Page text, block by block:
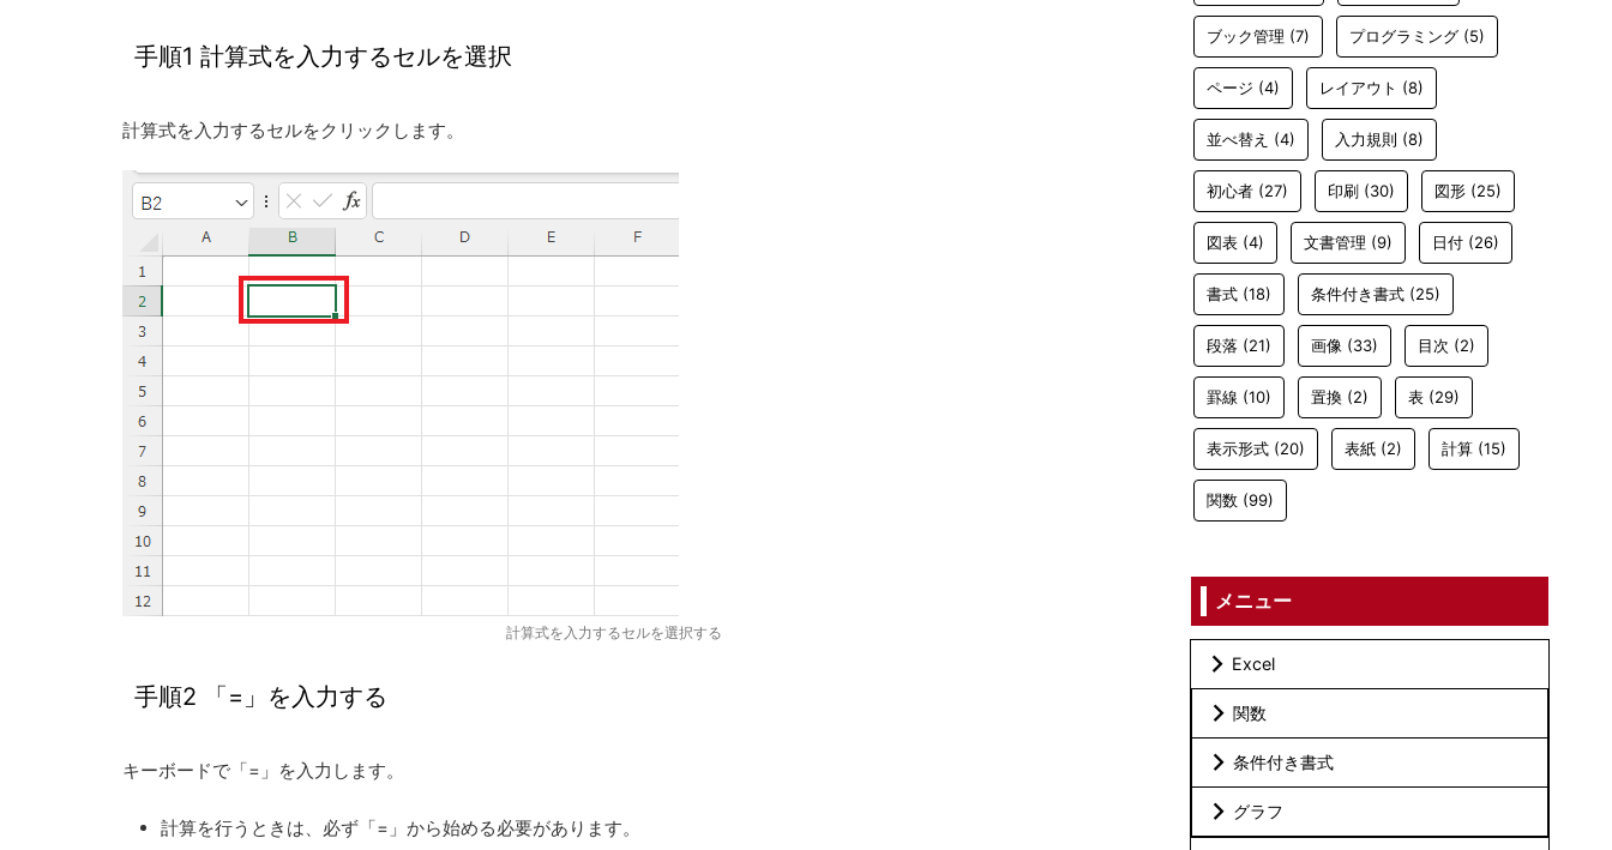
手順1 計算式を入力するセルを選択
計算式を入力するセルをクリックします。
計算式を入力するセルを選択する
手順2 「=」を入力する
キーボードで「=」を入力します。
計算を行うときは、 必ず「=」から始める必要があります。
ブック管理 (7) プログラミング (5)
ページ (4) レイアウト (8)
並べ替え (4) 入力規則 (8)
初心者 (27) 印刷 (30) 図形 (25)
図表 (4) 文書管理 (9) 日付 (26)
書式 (18) 条件付き書式 (25)
段落 (21) 画像 (33) 目次 (2)
罫線 (10) 置換 (2) 表 (29)
表示形式 (20) 表紙 (2) 計算 (15)
関数 (99)
メニュー
Excel
関数
条件付き書式
グラフ